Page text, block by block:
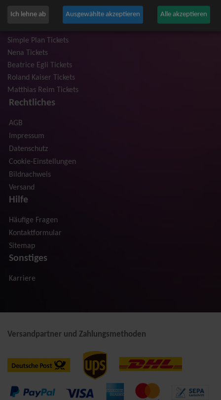
Trailerpark & Friends Tickets
Simple Plan Tickets
Nena Tickets
Beatrice Egli Tickets
Roland Kaiser Tickets
Matthias Reim Tickets
Rechtliches
AGB
Impressum
Datenschutz
Cookie-Einstellungen
Bildnachweis
Versand
Hilfe
Häufige Fragen
Kontaktformular
Sitemap
Sonstiges
Karriere
Versandpartner und Zahlungsmethoden
Ich lehne ab Ausgewählte akzeptieren Alle akzeptieren